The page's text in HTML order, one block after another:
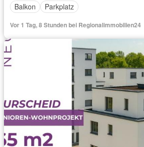
Balkon
Parkplatz
Vor 1 Tag, 8 Stunden bei Regionalimmobilien24